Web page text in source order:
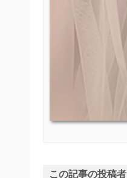
この記事の投稿者